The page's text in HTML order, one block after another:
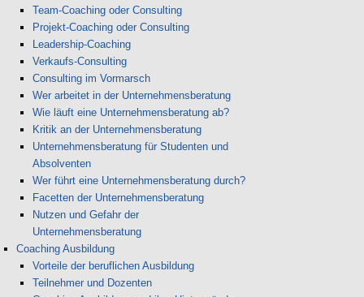
Team-Coaching oder Consulting
Projekt-Coaching oder Consulting
Leadership-Coaching
Verkaufs-Consulting
Consulting im Vormarsch
Wer arbeitet in der Unternehmensberatung
Wie läuft eine Unternehmensberatung ab?
Kritik an der Unternehmensberatung
Unternehmensberatung für Studenten und
Absolventen
Wer führt eine Unternehmensberatung durch?
Facetten der Unternehmensberatung
Nutzen und Gefahr der
Unternehmensberatung
Coaching Ausbildung
Vorteile der beruflichen Ausbildung
Teilnehmer und Dozenten